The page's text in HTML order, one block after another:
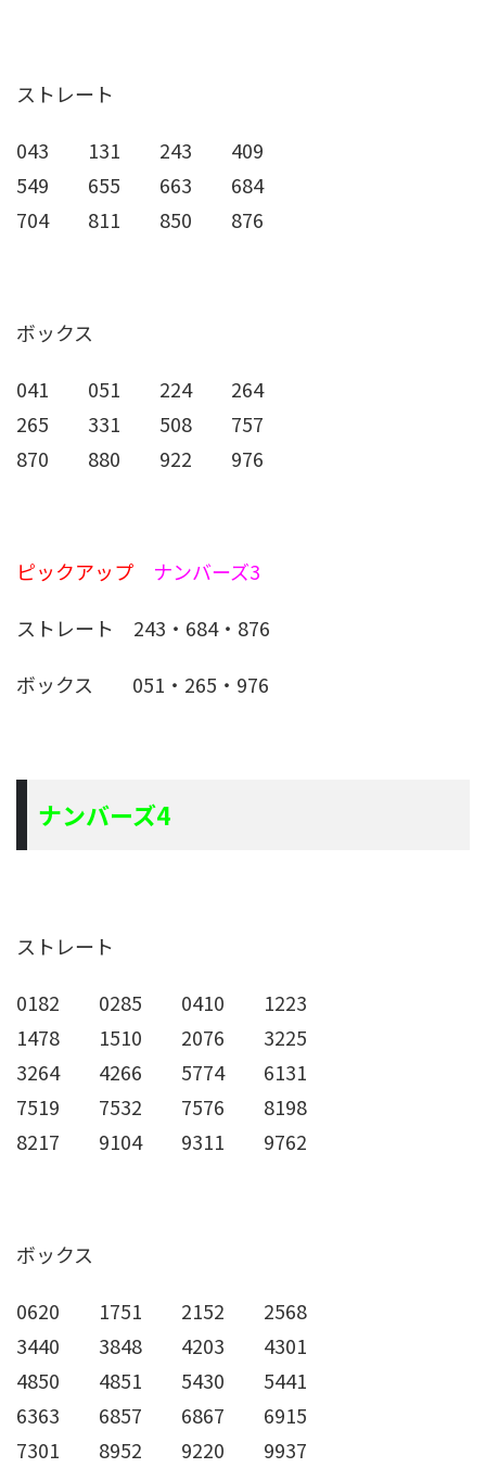
ストレート
043 131 243 409
549 655 663 684
704 811 850 876
ボックス
041 051 224 264
265 331 508 757
870 880 922 976
ピックアップ
ナンバーズ3
ストレート 243・684・876
ボックス 051・265・976
ナンバーズ4
ストレート
0182 0285 0410 1223
1478 1510 2076 3225
3264 4266 5774 6131
7519 7532 7576 8198
8217 9104 9311 9762
ボックス
0620 1751 2152 2568
3440 3848 4203 4301
4850 4851 5430 5441
6363 6857 6867 6915
7301 8952 9220 9937